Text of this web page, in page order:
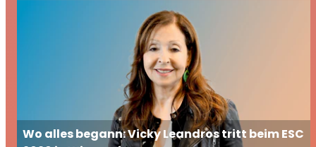
Wo alles begann: Vicky Leandros tritt beim ESC